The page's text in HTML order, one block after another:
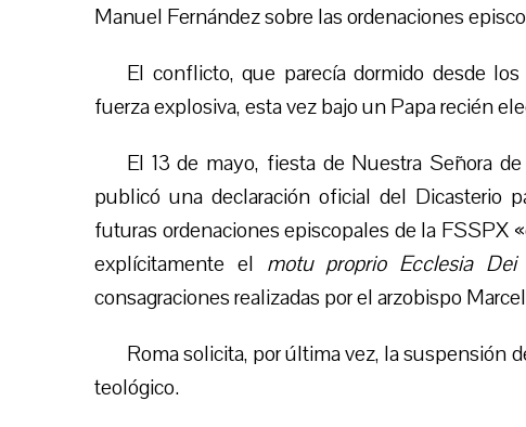
Manuel Fernández sobre las ordenaciones
El conflicto, que parecía dormido desde
fuerza explosiva, esta vez bajo un Papa recién
El 13 de mayo, fiesta de Nuestra Señora
publicó una declaración oficial del Dicasterio
futuras ordenaciones episcopales de la FSSPX
explícitamente el motu proprio Ecclesia Dei
consagraciones realizadas por el arzobispo
Roma solicita, por última vez, la suspensión
teológico.